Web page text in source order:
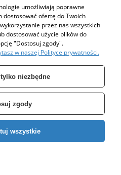
realizacji usług i zgodnie z Polityką
Cookies.
lub dostępu do plików cookies w
(polityka prywatności)
oraz zbiorników takich jak: zbiornik
umożliwiają poprawne
dostosować ofertę do Twoich
przez nas wszystkich
dostosować użycie plików do
"Dostosuj zgody".
w naszej Polityce prywatności.
niezbędne
zgody
wszystkie